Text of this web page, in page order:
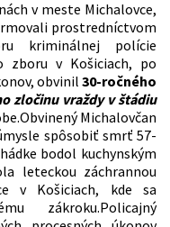
v meste Michalovce,
prostredníctvom
kriminálnej polície
zboru v Košiciach, po
obvinil 30-ročného
zločinu vraždy v štádiu
Michalovčan
spôsobiť smrť 57-
bodol kuchynským
leteckou záchrannou
v Košiciach, kde sa
zákroku.Policajný